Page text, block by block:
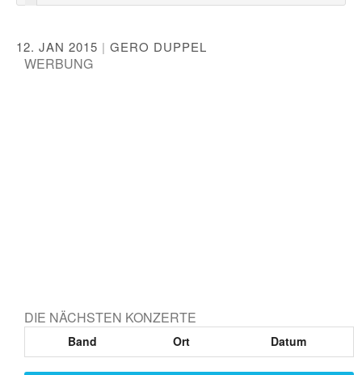
12. JAN 2015 | GERO DUPPEL
WERBUNG
DIE NÄCHSTEN KONZERTE
Band Ort Datum